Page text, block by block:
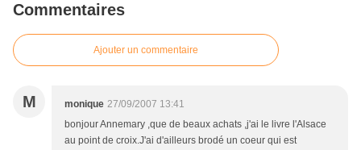
Commentaires
Ajouter un commentaire
M monique 27/09/2007 13:41
bonjour Annemary ,que de beaux achats ,j'ai le livre l'Alsace
au point de croix.J'ai d'ailleurs brodé un coeur qui est